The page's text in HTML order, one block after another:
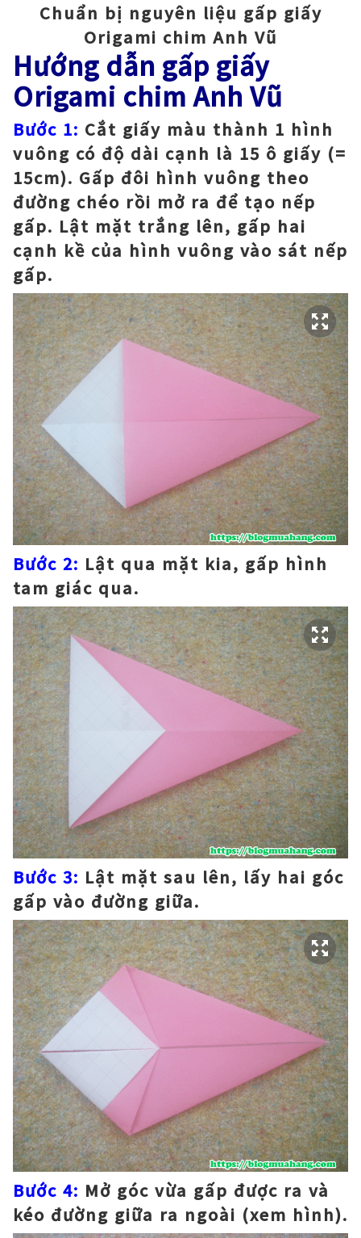
Chuẩn bị nguyên liệu gấp giấy
Origami chim Anh Vũ
Hướng dẫn gấp giấy
Origami chim Anh Vũ
Bước 1: Cắt giấy màu thành 1 hình
vuông có độ dài cạnh là 15 ô giấy (=
15cm). Gấp đôi hình vuông theo
đường chéo rồi mở ra để tạo nếp
gấp. Lật mặt trắng lên, gấp hai
cạnh kề của hình vuông vào sát nếp
gấp.
Bước 2: Lật qua mặt kia, gấp hình
tam giác qua.
Bước 3: Lật mặt sau lên, lấy hai góc
gấp vào đường giữa.
Bước 4: Mở góc vừa gấp được ra và
kéo đường giữa ra ngoài (xem hình).